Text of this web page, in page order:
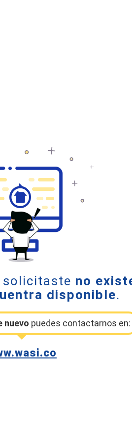
solicitaste no
disponible.
nuevo puedes contactarnos en: